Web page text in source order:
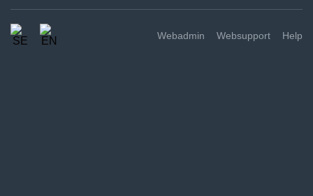
Webadmin Websupport Help